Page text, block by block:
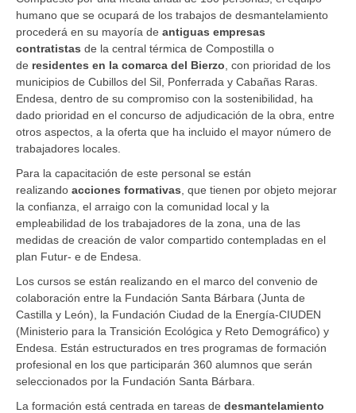
humano que se ocupará de los trabajos de desmantelamiento
procederá en su mayoría de antiguas empresas
contratistas de la central térmica de Compostilla o
de residentes en la comarca del Bierzo , con prioridad de los
municipios de Cubillos del Sil, Ponferrada y Cabañas Raras.
Endesa, dentro de su compromiso con la sostenibilidad, ha
dado prioridad en el concurso de adjudicación de la obra, entre
otros aspectos, a la oferta que ha incluido el mayor número de
trabajadores locales.
Para la capacitación de este personal se están
realizando acciones formativas , que tienen por objeto mejorar
la confianza, el arraigo con la comunidad local y la
empleabilidad de los trabajadores de la zona, una de las
medidas de creación de valor compartido contempladas en el
plan Futur- e de Endesa.
Los cursos se están realizando en el marco del convenio de
colaboración entre la Fundación Santa Bárbara (Junta de
Castilla y León), la Fundación Ciudad de la Energía-CIUDEN
(Ministerio para la Transición Ecológica y Reto Demográfico) y
Endesa. Están estructurados en tres programas de formación
profesional en los que participarán 360 alumnos que serán
seleccionados por la Fundación Santa Bárbara.
La formación está centrada en tareas de desmantelamiento